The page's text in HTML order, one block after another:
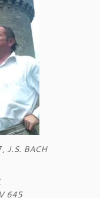
J.S. BACH
645